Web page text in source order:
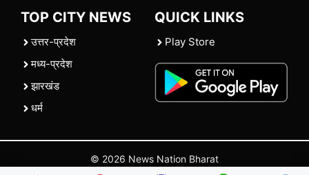
TOP CITY NEWS
उत्तर-प्रदेश
मध्य-प्रदेश
झारखंड
धर्म
QUICK LINKS
Play Store
© 2026 News Nation Bharat